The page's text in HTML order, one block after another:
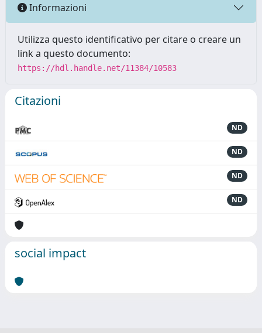
Informazioni
Utilizza questo identificativo per citare o creare un
link a questo documento:
https://hdl.handle.net/11384/10583
Citazioni
ND
ND
ND
ND
social impact